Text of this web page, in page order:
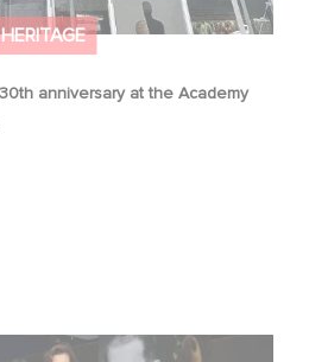
HERITAGE
anniversary at the Academy
Staying Power at the